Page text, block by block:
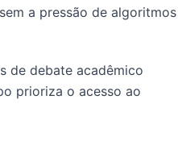
a pressão de algoritmos
de debate acadêmico
prioriza o acesso ao